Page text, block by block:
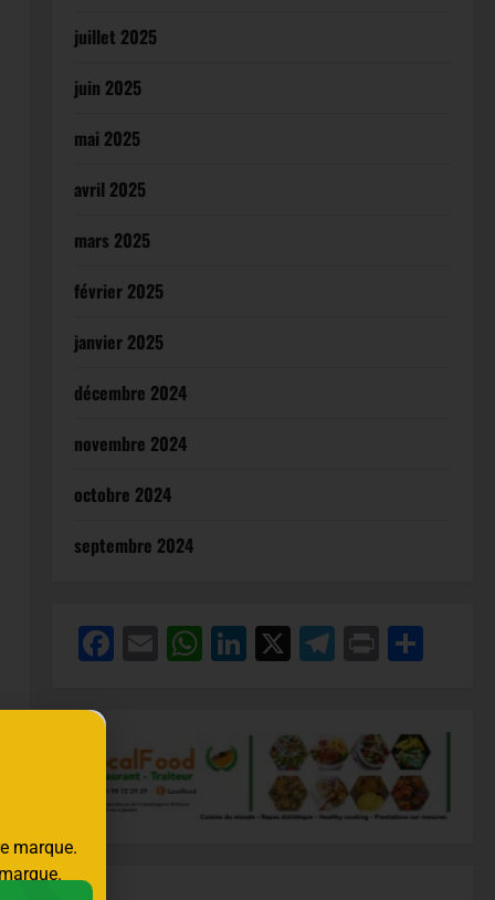
juillet 2025
juin 2025
mai 2025
avril 2025
mars 2025
février 2025
janvier 2025
décembre 2024
novembre 2024
octobre 2024
septembre 2024
Facebook
EmailWhatsApp
LinkedIn
X Telegram
Print
marque.